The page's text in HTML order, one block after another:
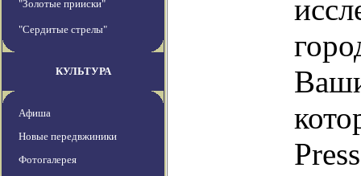
"Золотые прииски"
"Сердитые стрелы"
КУЛЬТУРА
Афиша
Новые передвжиники
Фотогалерея